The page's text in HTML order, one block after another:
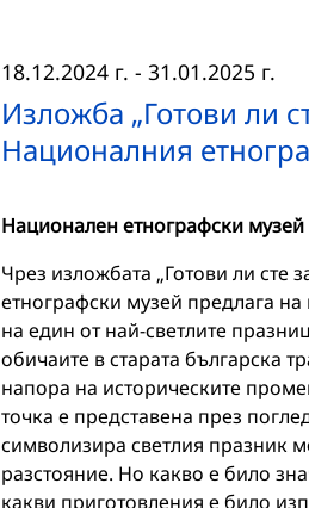
Изложба „Готови ли
Националния
18.12.2024 г. - 31.01.2025 г.
Национален етнографски музей
Чрез изложбата „Готови ли
етнографски музей предлага
на един от най-светлите
обичаите в старата българска
напора на историческите
точка е представена през
символизира светлия празник
разстояние. Но какво е било
какви приготовления е било